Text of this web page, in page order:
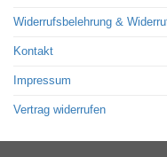
product
page
Widerrufsbelehrung &
Kontakt
Impressum
Vertrag widerrufen